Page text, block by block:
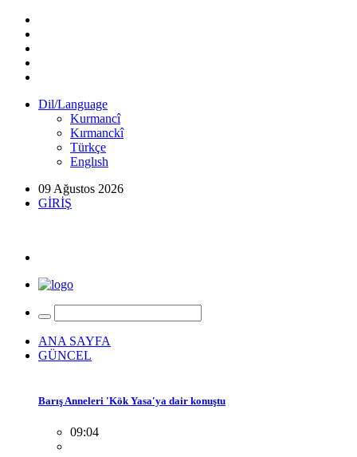
Dil/Language
Kurmancî
Kırmanckî
Türkçe
Englısh
09 Ağustos 2026
GİRİŞ
ANA SAYFA
GÜNCEL
Barış Anneleri 'Kök Yasa'ya dair konuştu
09:04